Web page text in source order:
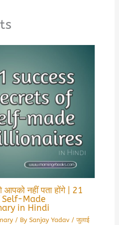
नहीं पता होंगे | 21
Self-Made
in Hindi
/ By Sanjay Yadav /जुलाई